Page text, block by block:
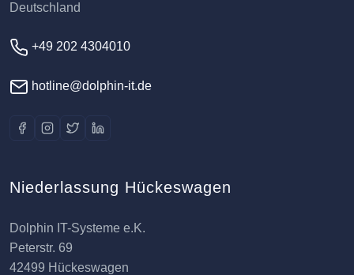
Deutschland
+49 202 4304010
hotline@dolphin-it.de
Niederlassung Hückeswagen
Dolphin IT-Systeme e.K.
Peterstr. 69
42499 Hückeswagen